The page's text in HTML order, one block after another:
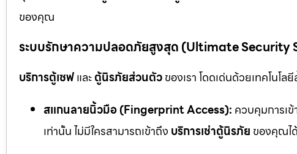
ของคุณ
ระบบรักษาความปลอดภัยสูงสุด (Ultimate Security
บริการตู้เซฟและตู้นิรภัยส่วนตัวของเรา โดดเด่นด้วยเทคโนโล
สแกนลายนิ้วมือ (Fingerprint Access): ควบคุมการเ
เท่านั้น ไม่มีใครสามารถเข้าถึง บริการเช่าตู้นิรภัย ของคุณไ